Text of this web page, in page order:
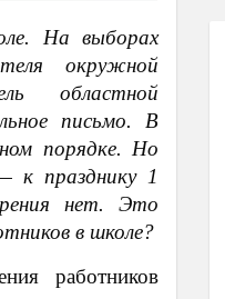
На выборах
окружной
областной
письмо. В
порядке. Но
к празднику 1
нет. Это
в школе?
работников